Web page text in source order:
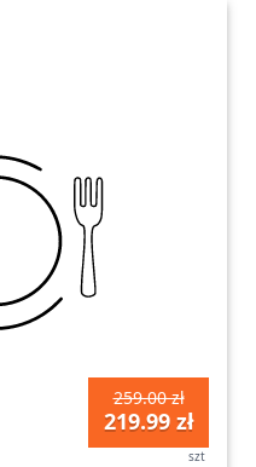
259.00 zł
219.99 zł
szt